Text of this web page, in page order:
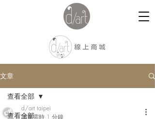
文章
查看全部
查看全部
d/art taipei
讀畢需時 1 分鐘